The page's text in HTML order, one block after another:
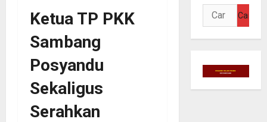
Ketua TP PKK
Sambang
Posyandu
Sekaligus
Serahkan
Cari
untuk: